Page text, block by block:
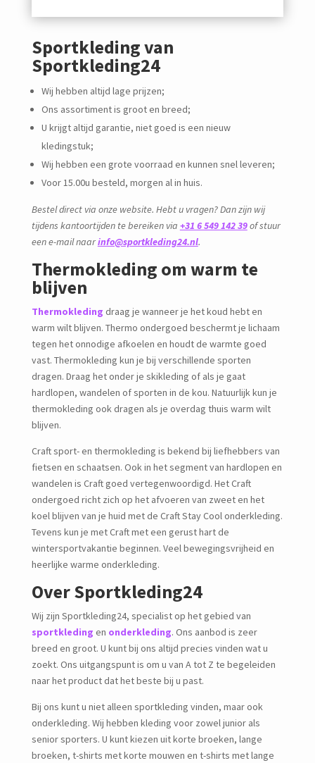
Sportkleding van
Sportkleding24
Wij hebben altijd lage prijzen;
Ons assortiment is groot en breed;
U krijgt altijd garantie, niet goed is een nieuw
kledingstuk;
Wij hebben een grote voorraad en kunnen snel leveren;
Voor 15.00u besteld, morgen al in huis.
Bestel direct via onze website. Hebt u vragen? Dan zijn wij
tijdens kantoortijden te bereiken via +31 6 549 142 39of stuur
een e-mail naarinfo@sportkleding24.nl.
Thermokleding om warm te
blijven
Thermokleding draag je wanneer je het koud hebt en
warm wilt blijven. Thermo ondergoed beschermt je lichaam
tegen het onnodige afkoelen en houdt de warmte goed
vast. Thermokleding kun je bij verschillende sporten
dragen. Draag het onder je skikleding of als je gaat
hardlopen, wandelen of sporten in de kou. Natuurlijk kun je
thermokleding ook dragen als je overdag thuis warm wilt
blijven.
Craft sport- en thermokleding is bekend bij liefhebbers van
fietsen en schaatsen. Ook in het segment van hardlopen en
wandelen is Craft goed vertegenwoordigd. Het Craft
ondergoed richt zich op het afvoeren van zweet en het
koel blijven van je huid met de Craft Stay Cool onderkleding.
Tevens kun je met Craft met een gerust hart de
wintersportvakantie beginnen. Veel bewegingsvrijheid en
heerlijke warme onderkleding.
Over Sportkleding24
Wij zijn Sportkleding24, specialist op het gebied van
sportkleding en onderkleding. Ons aanbod is zeer
breed en groot. U kunt bij ons altijd precies vinden wat u
zoekt. Ons uitgangspunt is om u van A tot Z te begeleiden
naar het product dat het beste bij u past.
Bij ons kunt u niet alleen sportkleding vinden, maar ook
onderkleding. Wij hebben kleding voor zowel junior als
senior sporters. U kunt kiezen uit korte broeken, lange
broeken, t-shirts met korte mouwen en t-shirts met lange